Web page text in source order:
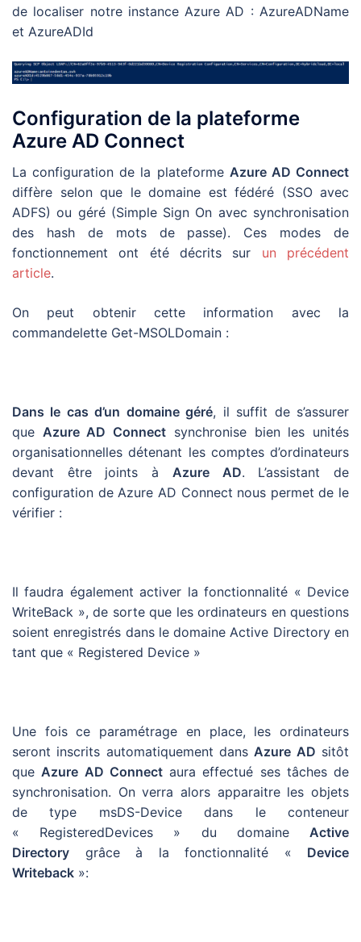
de localiser notre instance Azure AD : AzureADName
et AzureADId
Configuration de la plateforme
Azure AD Connect
La configuration de la plateforme Azure AD Connect
diffère selon que le domaine est fédéré (SSO avec
ADFS) ou géré (Simple Sign On avec synchronisation
des hash de mots de passe). Ces modes de
fonctionnement ont été décrits sur un précédent
article.
On peut obtenir cette information avec la
commandelette Get-MSOLDomain :
Dans le cas d’un domaine géré, il suffit de s’assurer
que Azure AD Connect synchronise bien les unités
organisationnelles détenant les comptes d’ordinateurs
devant être joints à Azure AD. L’assistant de
configuration de Azure AD Connect nous permet de le
vérifier :
Il faudra également activer la fonctionnalité « Device
WriteBack », de sorte que les ordinateurs en questions
soient enregistrés dans le domaine Active Directory en
tant que « Registered Device »
Une fois ce paramétrage en place, les ordinateurs
seront inscrits automatiquement dans Azure AD sitôt
que Azure AD Connectaura effectué ses tâches de
synchronisation. On verra alors apparaitre les objets
de type msDS-Device dans le conteneur
« RegisteredDevices » du domaine Active
Directory grâce à la fonctionnalité « Device
Writeback »: